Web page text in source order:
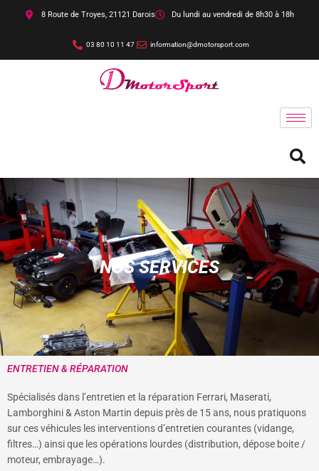
8 Route de Troyes, 21121 Darois Du lundi au vendredi de 8h30 à 18h
03 80 10 11 47 information@dmotorsport.com
NOS SERVICES
ENTRETIEN & RÉPARATION
Spécialisés dans l’entretien et la réparation Ferrari, Maserati,
Lamborghini & Aston Martin depuis près de 15 ans, nous pratiquons
sur ces véhicules les interventions d’entretien courantes (vidange,
filtres…) ainsi que les opérations lourdes (distribution, dépose boite /
moteur, embrayage…).